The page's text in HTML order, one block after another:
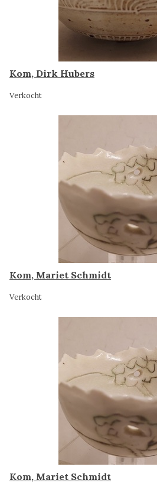
Kom, Dirk Hubers
Verkocht
Kom, Mariet Schmidt
Verkocht
Kom, Mariet Schmidt